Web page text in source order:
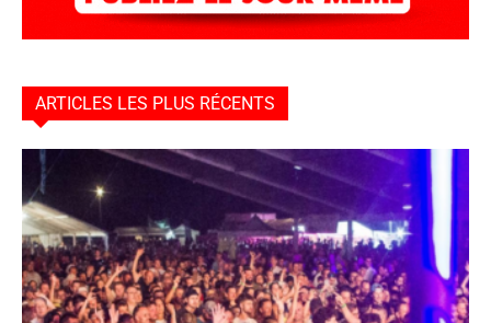
ARTICLES LES PLUS RÉCENTS